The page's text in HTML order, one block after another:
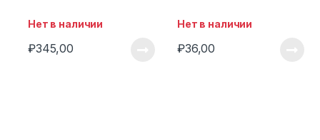
Нет в наличии
₽345,00
Нет в наличии
₽36,00